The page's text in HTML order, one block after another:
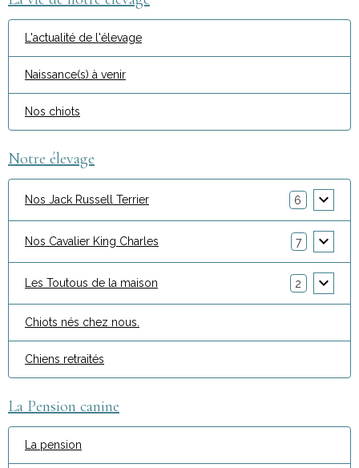
L'actualité de l'élevage
Naissance(s) à venir
Nos chiots
Notre élevage
Nos Jack Russell Terrier 6
Nos Cavalier King Charles 7
Les Toutous de la maison 2
Chiots nés chez nous.
Chiens retraités
La Pension canine
La pension